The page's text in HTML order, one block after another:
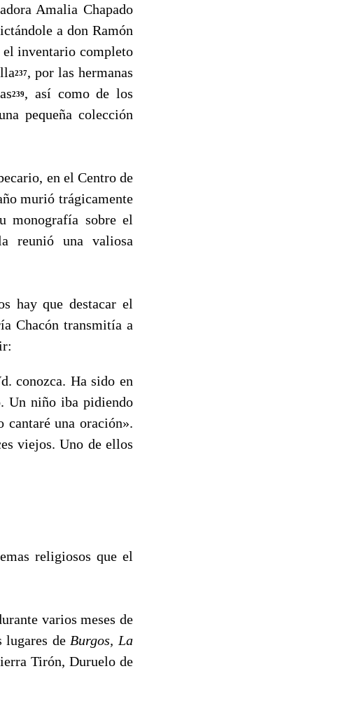
Amalia Chapado
a don Ramón
el inventario completo
237, por las hermanas
239, así como de los
pequeña colección
en el Centro de
murió trágicamente
monografía sobre el
reunió una valiosa
hay que destacar el
Chacón transmitía a
conozca. Ha sido en
Un niño iba pidiendo
una oración».
viejos. Uno de ellos
religiosos que el
varios meses de
lugares de Burgos, La
Tirón, Duruelo de